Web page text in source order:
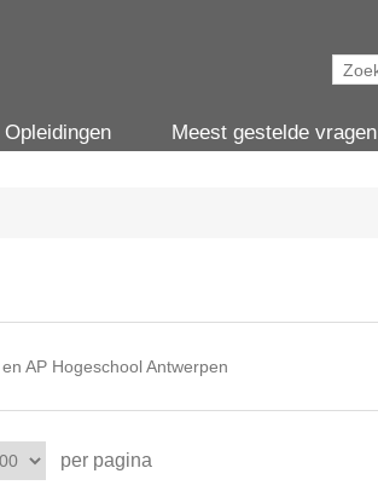
Opleidingen Meest gestelde vragen
AP Hogeschool Antwerpen
per pagina